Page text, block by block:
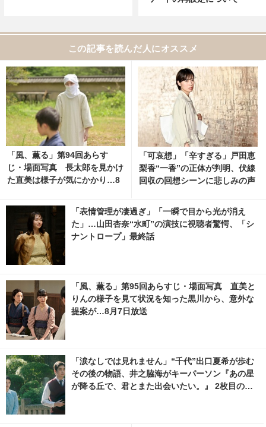
この記事を読んだ人にオススメ
「風、薫る」第94回あらす
じ・場面写真 長太郎を見かけ
た直美は様子が気にかかり…8
cinemacafe.net
「可哀想」「辛すぎる」戸田恵
梨香“一香”の正体が判明、伏線
回収の回想シーンに悲しみの声
「表情管理が凄過ぎ」「一瞬で目から光が消え
た」…山田杏奈“水町”の演技に視聴者驚愕、「シ
ナントロープ」最終話
「風、薫る」第95回あらすじ・場面写真 直美と
りんの様子を見て状況を知った黒川から、意外な
提案が…8月7日放送
「涙なしでは見れません」“千代”出口夏希が歩む
その後の物語、井之脇海がキーパーソン『あの星
が降る丘で、君とまた出会いたい。』 2枚目の写